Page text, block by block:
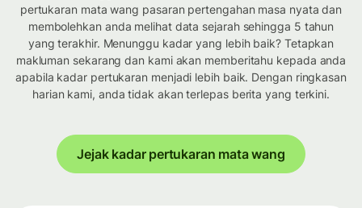
pertukaran mata wang pasaran pertengahan masa nyata dan
membolehkan anda melihat data sejarah sehingga 5 tahun
yang terakhir. Menunggu kadar yang lebih baik? Tetapkan
makluman sekarang dan kami akan memberitahu kepada anda
apabila kadar pertukaran menjadi lebih baik. Dengan ringkasan
harian kami, anda tidak akan terlepas berita yang terkini.
Jejak kadar pertukaran mata wang